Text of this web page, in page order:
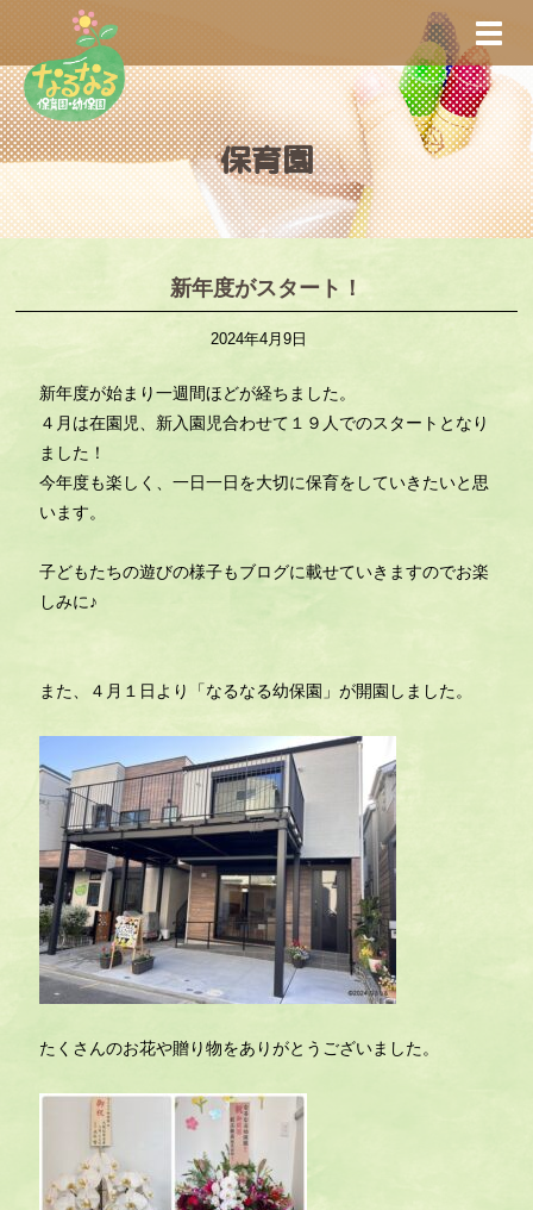
i
p
t
o
m
a
保育園
新年度がスタート！
2024年4月9日
新年度が始まり一週間ほどが経ちました。
４月は在園児、新入園児合わせて１９人でのスタートとなり
ました！
今年度も楽しく、一日一日を大切に保育をしていきたいと思
います。
子どもたちの遊びの様子もブログに載せていきますのでお楽
しみに♪
また、４月１日より「なるなる幼保園」が開園しました。
たくさんのお花や贈り物をありがとうございました。